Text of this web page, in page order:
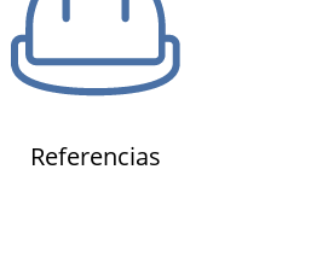
Referencias